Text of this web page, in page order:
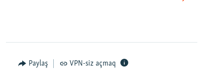
Paylaş VPN-siz açmaq